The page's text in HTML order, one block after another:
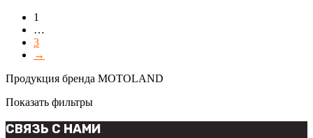
1
…
3
→
Продукция бренда MOTOLAND
Показать фильтры
СВЯЗЬ С НАМИ